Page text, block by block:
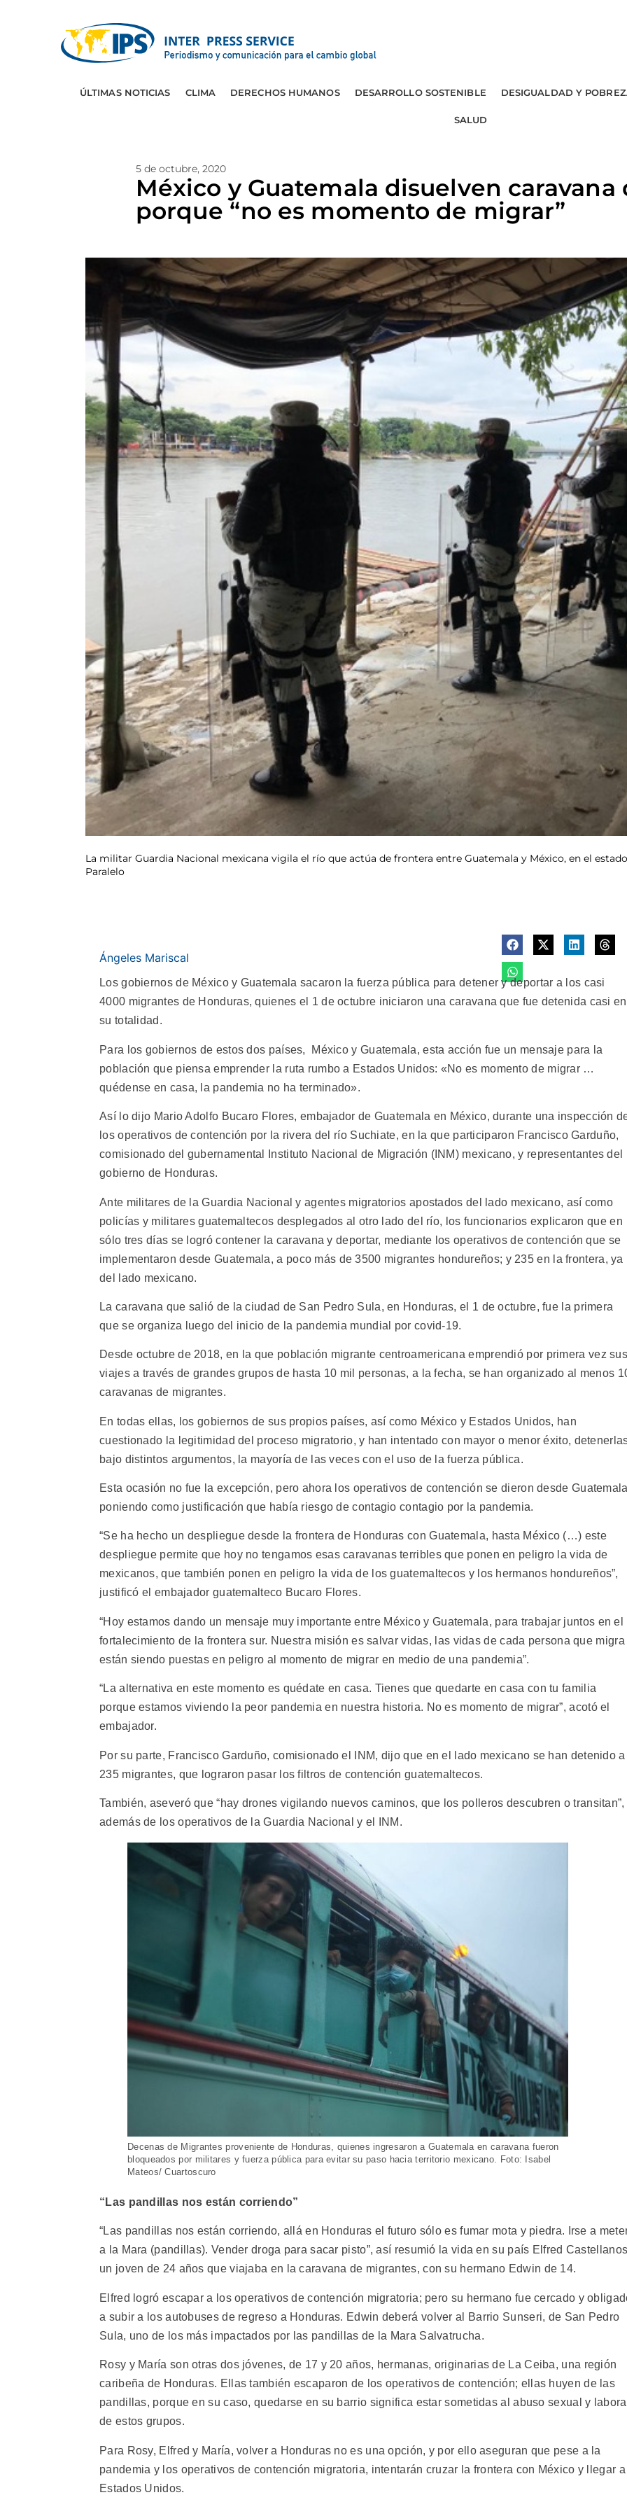
ÚLTIMAS NOTICIAS CLIMA DERECHOS HUMANOS DESARROLLO SOSTENIBLE DESIGUALDAD Y
SALUD
5 de octubre, 2020
México y Guatemala disuelven
porque “no es momento de migrar”
La militar Guardia Nacional mexicana vigila el río que actúa de frontera entre Guatemala y México, en el
Paralelo
Ángeles Mariscal
Los gobiernos de México y Guatemala sacaron la fuerza pública para detener y deportar a los casi
4000 migrantes de Honduras, quienes el 1 de octubre iniciaron una caravana que fue detenida casi en
su totalidad.
Para los gobiernos de estos dos países, México y Guatemala, esta acción fue un mensaje para la
población que piensa emprender la ruta rumbo a Estados Unidos: «No es momento de migrar …
quédense en casa, la pandemia no ha terminado».
Así lo dijo Mario Adolfo Bucaro Flores, embajador de Guatemala en México, durante una inspección
los operativos de contención por la rivera del río Suchiate, en la que participaron Francisco Garduño,
comisionado del gubernamental Instituto Nacional de Migración (INM) mexicano, y representantes del
gobierno de Honduras.
Ante militares de la Guardia Nacional y agentes migratorios apostados del lado mexicano, así como
policías y militares guatemaltecos desplegados al otro lado del río, los funcionarios explicaron que en
sólo tres días se logró contener la caravana y deportar, mediante los operativos de contención que se
implementaron desde Guatemala, a poco más de 3500 migrantes hondureños; y 235 en la frontera, ya
del lado mexicano.
La caravana que salió de la ciudad de San Pedro Sula, en Honduras, el 1 de octubre, fue la primera
que se organiza luego del inicio de la pandemia mundial por covid-19.
Desde octubre de 2018, en la que población migrante centroamericana emprendió por primera vez
viajes a través de grandes grupos de hasta 10 mil personas, a la fecha, se han organizado al menos
caravanas de migrantes.
En todas ellas, los gobiernos de sus propios países, así como México y Estados Unidos, han
cuestionado la legitimidad del proceso migratorio, y han intentado con mayor o menor éxito,
bajo distintos argumentos, la mayoría de las veces con el uso de la fuerza pública.
Esta ocasión no fue la excepción, pero ahora los operativos de contención se dieron desde
poniendo como justificación que había riesgo de contagio contagio por la pandemia.
“Se ha hecho un despliegue desde la frontera de Honduras con Guatemala, hasta México (…) este
despliegue permite que hoy no tengamos esas caravanas terribles que ponen en peligro la vida de
mexicanos, que también ponen en peligro la vida de los guatemaltecos y los hermanos hondureños”,
justificó el embajador guatemalteco Bucaro Flores.
“Hoy estamos dando un mensaje muy importante entre México y Guatemala, para trabajar juntos en el
fortalecimiento de la frontera sur. Nuestra misión es salvar vidas, las vidas de cada persona que migra
están siendo puestas en peligro al momento de migrar en medio de una pandemia”.
“La alternativa en este momento es quédate en casa. Tienes que quedarte en casa con tu familia
porque estamos viviendo la peor pandemia en nuestra historia. No es momento de migrar”, acotó el
embajador.
Por su parte, Francisco Garduño, comisionado el INM, dijo que en el lado mexicano se han detenido a
235 migrantes, que lograron pasar los filtros de contención guatemaltecos.
También, aseveró que “hay drones vigilando nuevos caminos, que los polleros descubren o transitan”,
además de los operativos de la Guardia Nacional y el INM.
Decenas de Migrantes proveniente de Honduras, quienes ingresaron a Guatemala en caravana fueron
bloqueados por militares y fuerza pública para evitar su paso hacia territorio mexicano. Foto: Isabel
Mateos/ Cuartoscuro
“Las pandillas nos están corriendo”
“Las pandillas nos están corriendo, allá en Honduras el futuro sólo es fumar mota y piedra. Irse a
a la Mara (pandillas). Vender droga para sacar pisto”, así resumió la vida en su país Elfred
un joven de 24 años que viajaba en la caravana de migrantes, con su hermano Edwin de 14.
Elfred logró escapar a los operativos de contención migratoria; pero su hermano fue cercado y
a subir a los autobuses de regreso a Honduras. Edwin deberá volver al Barrio Sunseri, de San Pedro
Sula, uno de los más impactados por las pandillas de la Mara Salvatrucha.
Rosy y María son otras dos jóvenes, de 17 y 20 años, hermanas, originarias de La Ceiba, una región
caribeña de Honduras. Ellas también escaparon de los operativos de contención; ellas huyen de las
pandillas, porque en su caso, quedarse en su barrio significa estar sometidas al abuso sexual y
de estos grupos.
Para Rosy, Elfred y María, volver a Honduras no es una opción, y por ello aseguran que pese a la
pandemia y los operativos de contención migratoria, intentarán cruzar la frontera con México y llegar a
Estados Unidos.